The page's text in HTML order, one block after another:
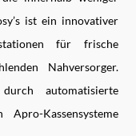
ist ein innovativer
für frische
Nahversorger.
automatisierte
Kassensysteme